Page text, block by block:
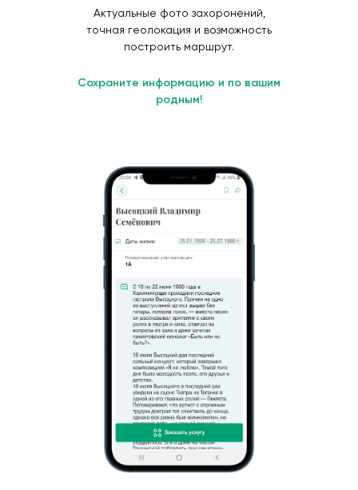
Актуальные фото захоронений,
точная геолокация и возможность
построить маршрут.
Сохраните информацию и по вашим
родным!